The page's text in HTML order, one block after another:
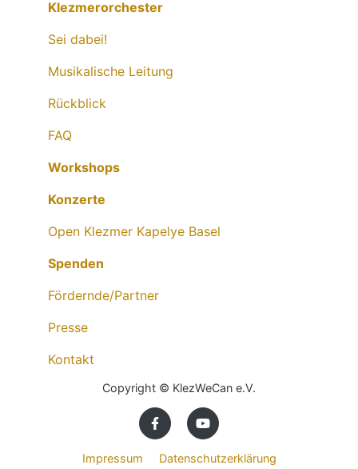
Klezmerorchester
Sei dabei!
Musikalische Leitung
Rückblick
FAQ
Workshops
Konzerte
Open Klezmer Kapelye Basel
Spenden
Fördernde/Partner
Presse
Kontakt
Copyright © KlezWeCan e.V.
Impressum Datenschutzerklärung